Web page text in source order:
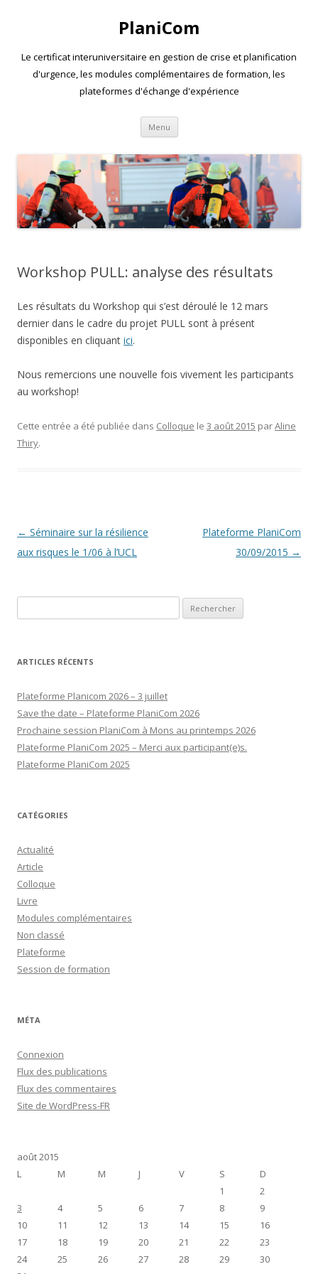
PlaniCom
Le certificat interuniversitaire en gestion de crise et planification
d'urgence, les modules complémentaires de formation, les
plateformes d'échange d'expérience
Menu Aller
contenu
Workshop PULL: analyse des résultats
Les résultats du Workshop qui s’est déroulé le 12 mars
dernier dans le cadre du projet PULL sont à présent
disponibles en cliquant ici.
Nous remercions une nouvelle fois vivement les participants
au workshop!
Cette entrée a été publiée dans Colloque le 3 août 2015 parAline
Thiry.
Navigation
des
← Séminaire sur la résilience
aux risques le 1/06 à l’UCL
Plateforme PlaniCom
30/09/2015 →
ARTICLES RÉCENTS
Plateforme Planicom 2026 – 3 juillet
Save the date – Plateforme PlaniCom 2026
Prochaine session PlaniCom à Mons au printemps 2026
Plateforme PlaniCom 2025 – Merci aux participant(e)s.
Plateforme PlaniCom 2025
CATÉGORIES
Actualité
Article
Colloque
Livre
Modules complémentaires
Non classé
Plateforme
Session de formation
MÉTA
Connexion
Flux des publications
Flux des commentaires
Site de WordPress-FR
août 2015
L
M M J V S
D
1
2
3
4 5 6 7 8
9
10
11 12 13 14 15
16
17
18 19 20 21 22
23
24
25 26 27 28 29
30